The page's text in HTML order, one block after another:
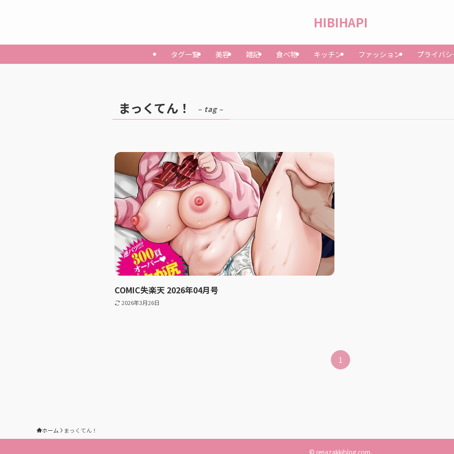
HIBIHAPI
タグ一覧 美容 雑記 食べ物 キッチン ファッション プライバ
まっくてん！ – tag –
COMIC失楽天 2026年04月号
2026年3月26日
1
ホーム まっくてん！
© renazakkiblog.com.